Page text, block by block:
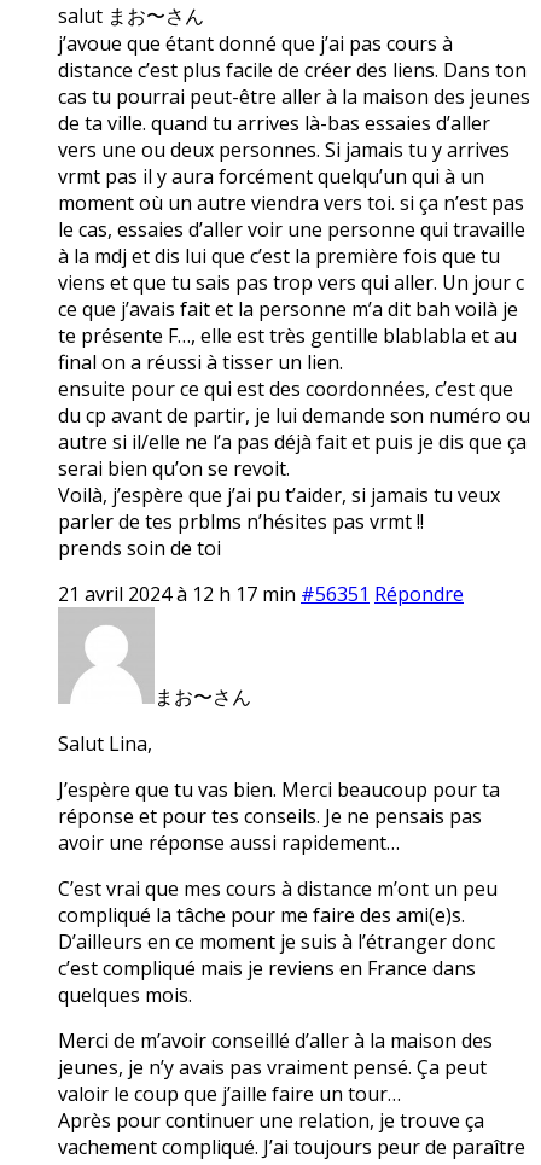
salut まお〜さん
j’avoue que étant donné que j’ai pas cours à
distance c’est plus facile de créer des liens. Dans ton
cas tu pourrai peut-être aller à la maison des jeunes
de ta ville. quand tu arrives là-bas essaies d’aller
vers une ou deux personnes. Si jamais tu y arrives
vrmt pas il y aura forcément quelqu’un qui à un
moment où un autre viendra vers toi. si ça n’est pas
le cas, essaies d’aller voir une personne qui travaille
à la mdj et dis lui que c’est la première fois que tu
viens et que tu sais pas trop vers qui aller. Un jour c
ce que j’avais fait et la personne m’a dit bah voilà je
te présente F…, elle est très gentille blablabla et au
final on a réussi à tisser un lien.
ensuite pour ce qui est des coordonnées, c’est que
du cp avant de partir, je lui demande son numéro ou
autre si il/elle ne l’a pas déjà fait et puis je dis que ça
serai bien qu’on se revoit.
Voilà, j’espère que j’ai pu t’aider, si jamais tu veux
parler de tes prblms n’hésites pas vrmt !!
prends soin de toi
21 avril 2024 à 12 h 17 min #56351 Répondre
まお〜さん
Salut Lina,
J’espère que tu vas bien. Merci beaucoup pour ta
réponse et pour tes conseils. Je ne pensais pas
avoir une réponse aussi rapidement…
C’est vrai que mes cours à distance m’ont un peu
compliqué la tâche pour me faire des ami(e)s.
D’ailleurs en ce moment je suis à l’étranger donc
c’est compliqué mais je reviens en France dans
quelques mois.
Merci de m’avoir conseillé d’aller à la maison des
jeunes, je n’y avais pas vraiment pensé. Ça peut
valoir le coup que j’aille faire un tour…
Après pour continuer une relation, je trouve ça
vachement compliqué. J’ai toujours peur de paraître